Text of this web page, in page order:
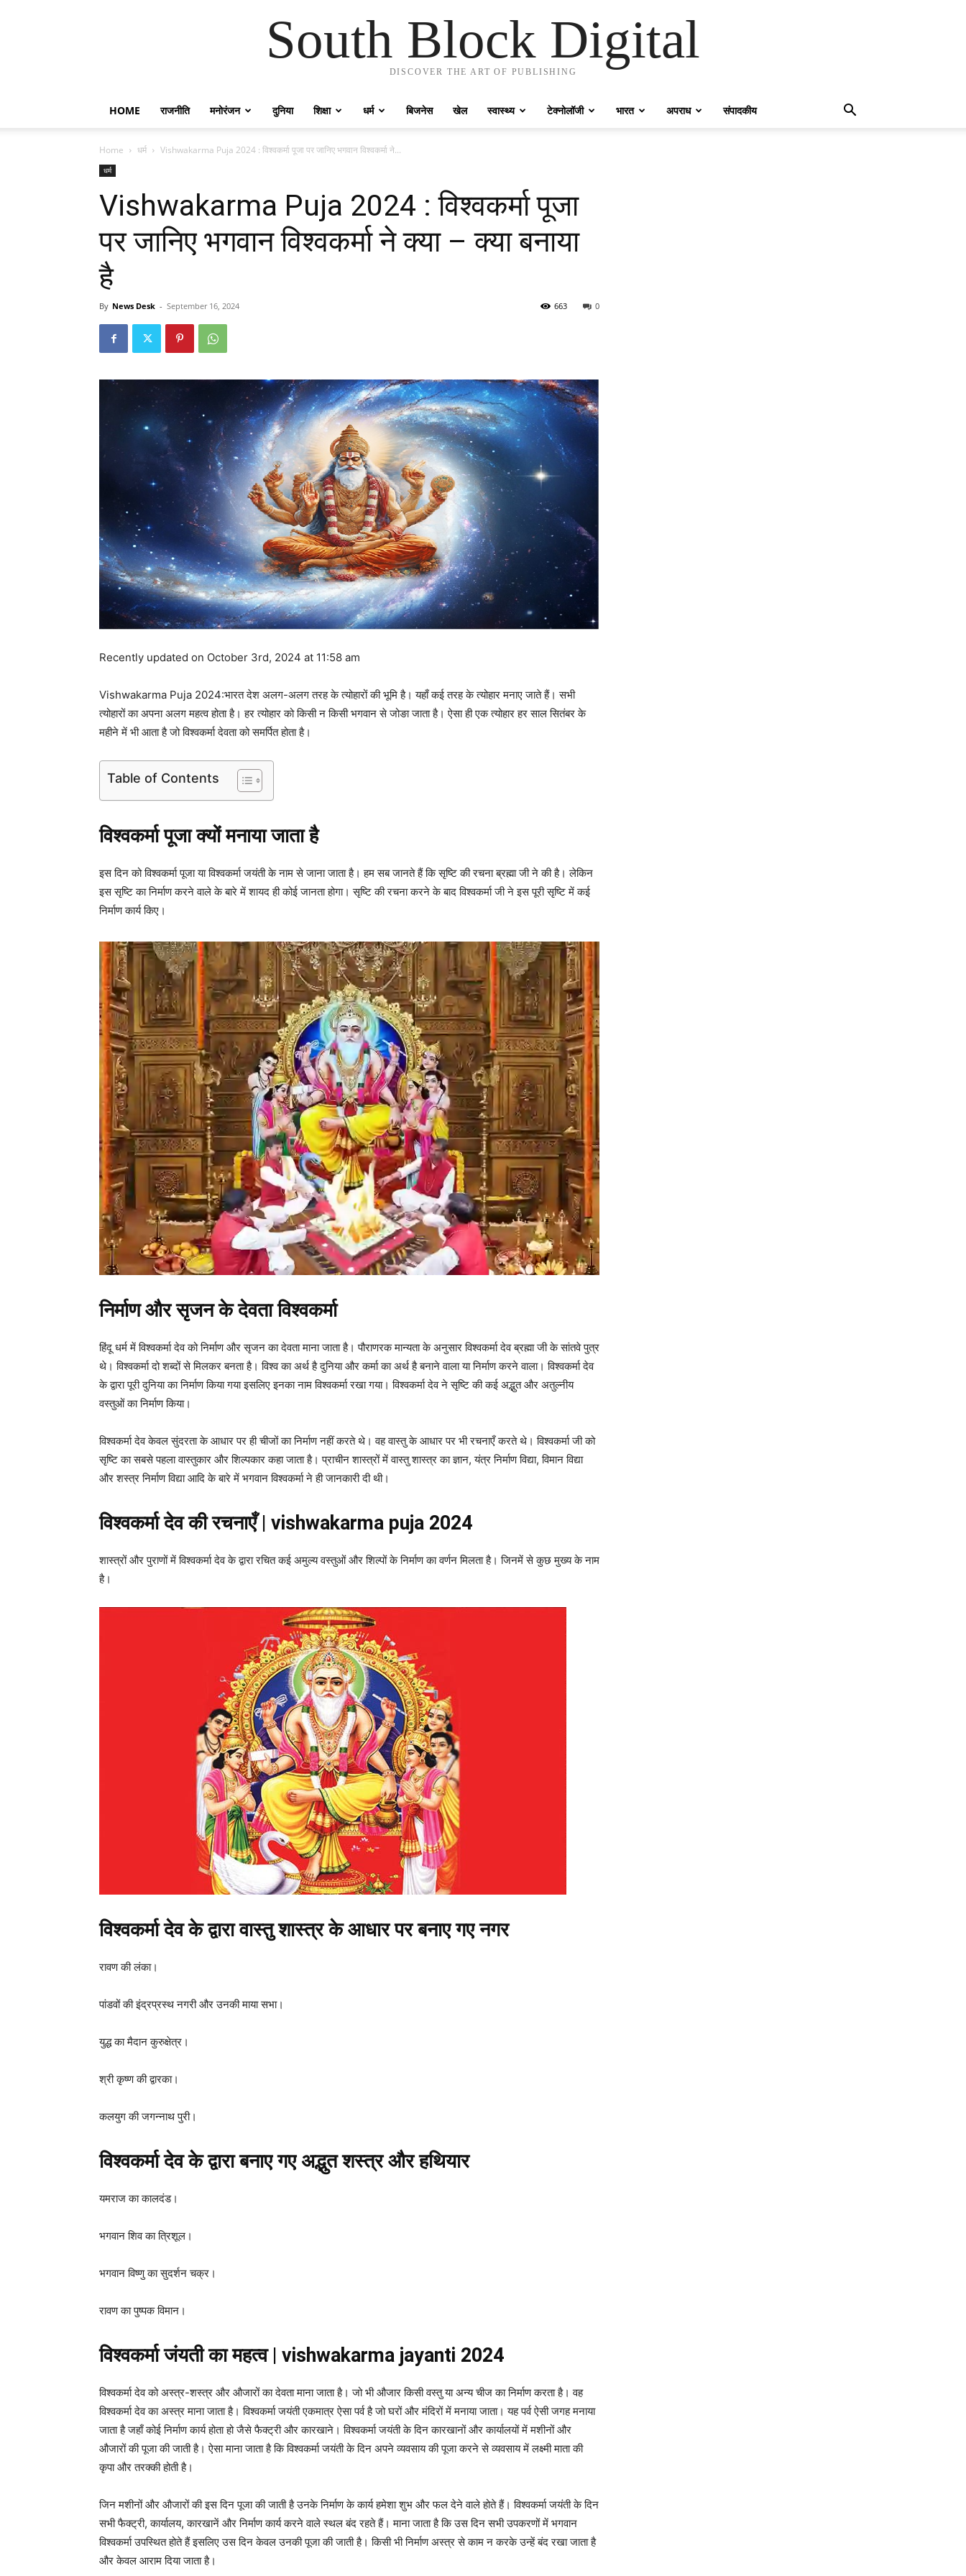
South Block Digital
DISCOVER THE ART OF PUBLISHING
HOME राजनीति मनोरंजन दुनिया शिक्षा धर्म बिजनेस खेल स्वास्थ्य टेक्नोलॉजी भारत अपराध संपादकीय
Home धर्म Vishwakarma Puja 2024 : विश्वकर्मा पूजा पर जानिए भगवान विश्वकर्मा ने...
धर्म
Vishwakarma Puja 2024 : विश्वकर्मा पूजा
पर जानिए भगवान विश्वकर्मा ने क्या – क्या बनाया
है
By News Desk - September 16, 2024 0
663
Recently updated on October 3rd, 2024 at 11:58 am
Vishwakarma Puja 2024:भारत देश अलग-अलग तरह के त्योहारों की भूमि है। यहाँ कई तरह के त्योहार मनाए जाते हैं। सभी
त्योहारों का अपना अलग महत्व होता है। हर त्योहार को किसी न किसी भगवान से जोङा जाता है। ऐसा ही एक त्योहार हर साल सितंबर के
महीने में भी आता है जो विश्वकर्मा देवता को समर्पित होता है।
Table of Contents
विश्वकर्मा पूजा क्यों मनाया जाता है
इस दिन को विश्वकर्मा पूजा या विश्वकर्मा जयंती के नाम से जाना जाता है। हम सब जानते हैं कि सृष्टि की रचना ब्रह्मा जी ने की है। लेकिन
इस सृष्टि का निर्माण करने वाले के बारे में शायद ही कोई जानता होगा। सृष्टि की रचना करने के बाद विश्वकर्मा जी ने इस पूरी सृष्टि में कई
निर्माण कार्य किए।
निर्माण और सृजन के देवता विश्वकर्मा
हिंदू धर्म में विश्वकर्मा देव को निर्माण और सृजन का देवता माना जाता है। पौराणरक मान्यता के अनुसार विश्वकर्मा देव ब्रह्मा जी के सांतवे पुत्र
थे। विश्वकर्मा दो शब्दों से मिलकर बनता है। विश्व का अर्थ है दुनिया और कर्मा का अर्थ है बनाने वाला या निर्माण करने वाला। विश्वकर्मा देव
के द्वारा पूरी दुनिया का निर्माण किया गया इसलिए इनका नाम विश्वकर्मा रखा गया। विश्वकर्मा देव ने सृष्टि की कई अद्भुत और अतुल्नीय
वस्तुओं का निर्माण किया।
विश्वकर्मा देव केवल सुंदरता के आधार पर ही चीजों का निर्माण नहीं करते थे। वह वास्तु के आधार पर भी रचनाएँ करते थे। विश्वकर्मा जी को
सृष्टि का सबसे पहला वास्तुकार और शिल्पकार कहा जाता है। प्राचीन शास्त्रों में वास्तु शास्त्र का ज्ञान, यंत्र निर्माण विद्या, विमान विद्या
और शस्त्र निर्माण विद्या आदि के बारे में भगवान विश्वकर्मा ने ही जानकारी दी थी।
विश्वकर्मा देव की रचनाएँ | vishwakarma puja 2024
शास्त्रों और पुराणों में विश्वकर्मा देव के द्वारा रचित कई अमुल्य वस्तुओं और शिल्पों के निर्माण का वर्णन मिलता है। जिनमें से कुछ मुख्य के नाम
है।
विश्वकर्मा देव के द्वारा वास्तु शास्त्र के आधार पर बनाए गए नगर
रावण की लंका।
पांडवों की इंद्रप्रस्थ नगरी और उनकी माया सभा।
युद्ध का मैदान कुरुक्षेत्र।
श्री कृष्ण की द्वारका।
कलयुग की जगन्नाथ पुरी।
विश्वकर्मा देव के द्वारा बनाए गए अद्भुत शस्त्र और हथियार
यमराज का कालदंड।
भगवान शिव का त्रिशूल।
भगवान विष्णु का सुदर्शन चक्र।
रावण का पुष्पक विमान।
विश्वकर्मा जंयती का महत्व | vishwakarma jayanti 2024
विश्वकर्मा देव को अस्त्र-शस्त्र और औजारों का देवता माना जाता है। जो भी औजार किसी वस्तु या अन्य चीज का निर्माण करता है। वह
विश्वकर्मा देव का अस्त्र माना जाता है। विश्वकर्मा जयंती एकमात्र ऐसा पर्व है जो घरों और मंदिरों में मनाया जाता। यह पर्व ऐसी जगह मनाया
जाता है जहाँ कोई निर्माण कार्य होता हो जैसे फैक्ट्री और कारखाने। विश्वकर्मा जयंती के दिन कारखानों और कार्यालयों में मशीनों और
औजारों की पूजा की जाती है। ऐसा माना जाता है कि विश्वकर्मा जयंती के दिन अपने व्यवसाय की पूजा करने से व्यवसाय में लक्ष्मी माता की
कृपा और तरक्की होती है।
जिन मशीनों और औजारों की इस दिन पूजा की जाती है उनके निर्माण के कार्य हमेशा शुभ और फल देने वाले होते हैं। विश्वकर्मा जयंती के दिन
सभी फैक्ट्री, कार्यालय, कारखानें और निर्माण कार्य करने वाले स्थल बंद रहते हैं। माना जाता है कि उस दिन सभी उपकरणों में भगवान
विश्वकर्मा उपस्थित होते हैं इसलिए उस दिन केवल उनकी पूजा की जाती है। किसी भी निर्माण अस्त्र से काम न करके उन्हें बंद रखा जाता है
और केवल आराम दिया जाता है।